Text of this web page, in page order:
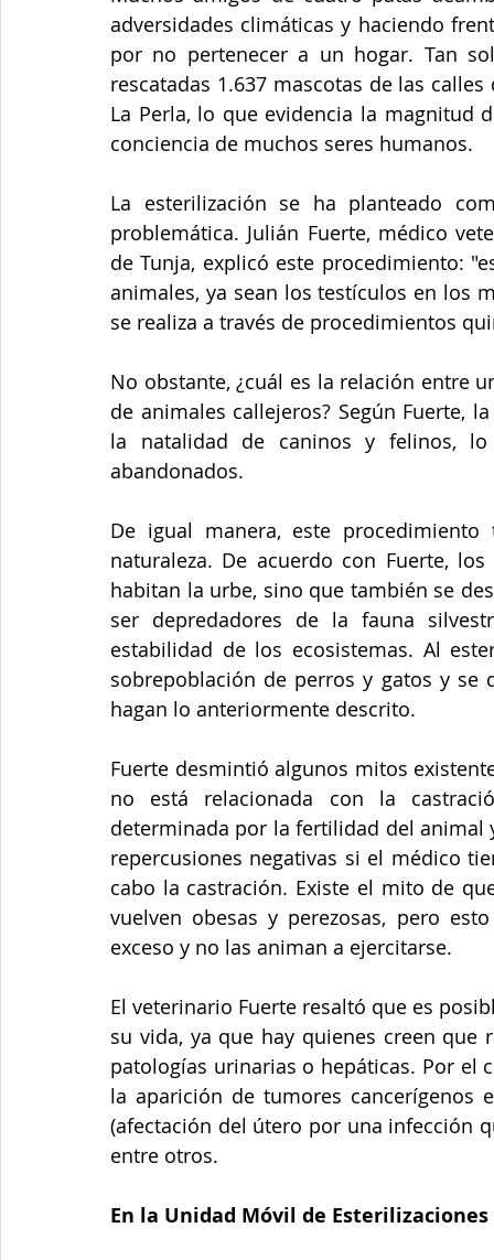
adversidades climáticas y haciendo
por no pertenecer a un hogar. Tan
rescatadas 1.637 mascotas de las
La Perla, lo que evidencia la magnitud
conciencia de muchos seres humanos.
La esterilización se ha planteado
problemática. Julián Fuerte, médico
de Tunja, explicó este procedimiento:
animales, ya sean los testículos en los
se realiza a través de procedimientos
No obstante, ¿cuál es la relación entre
de animales callejeros? Según Fuerte,
la natalidad de caninos y felinos,
abandonados.
De igual manera, este
naturaleza. De acuerdo con Fuerte,
habitan la urbe, sino que también se
ser depredadores de la fauna
estabilidad de los ecosistemas. Al
sobrepoblación de perros y gatos y
hagan lo anteriormente descrito.
Fuerte desmintió algunos mitos
no está relacionada con la
determinada por la fertilidad del
repercusiones negativas si el médico
cabo la castración. Existe el mito de
vuelven obesas y perezosas, pero
exceso y no las animan a ejercitarse.
El veterinario Fuerte resaltó que es
su vida, ya que hay quienes creen que
patologías urinarias o hepáticas. Por el
la aparición de tumores cancerígenos
(afectación del útero por una infección
entre otros.
En la Unidad Móvil de